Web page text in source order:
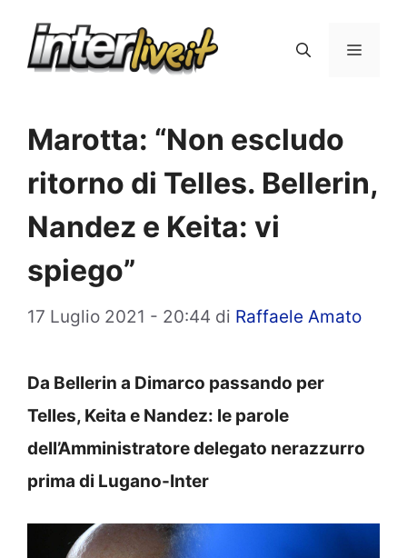
Menu
Marotta: “Non escludo
ritorno di Telles. Bellerin,
Nandez e Keita: vi
spiego”
17 Luglio 2021 - 20:44 di Raffaele Amato
Da Bellerin a Dimarco passando per
Telles, Keita e Nandez: le parole
dell’Amministratore delegato nerazzurro
prima di Lugano-Inter